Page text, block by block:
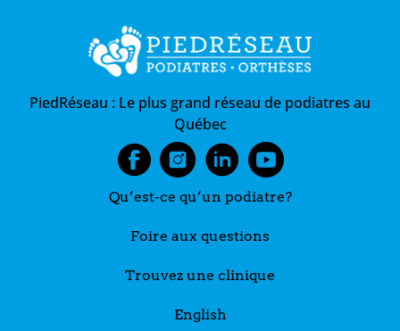
PiedRéseau : Le plus grand réseau de podiatres au
Québec
Qu’est-ce qu’un podiatre?
Foire aux questions
Trouvez une clinique
English